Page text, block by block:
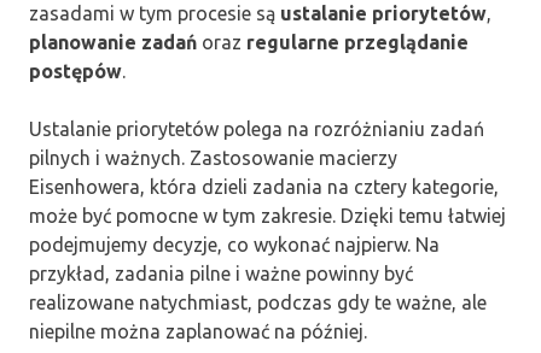
zasadami w tym procesie są ustalanie priorytetów,
planowanie zadań oraz regularne przeglądanie
postępów.
Ustalanie priorytetów polega na rozróżnianiu zadań
pilnych i ważnych. Zastosowanie macierzy
Eisenhowera, która dzieli zadania na cztery kategorie,
może być pomocne w tym zakresie. Dzięki temu łatwiej
podejmujemy decyzje, co wykonać najpierw. Na
przykład, zadania pilne i ważne powinny być
realizowane natychmiast, podczas gdy te ważne, ale
niepilne można zaplanować na później.